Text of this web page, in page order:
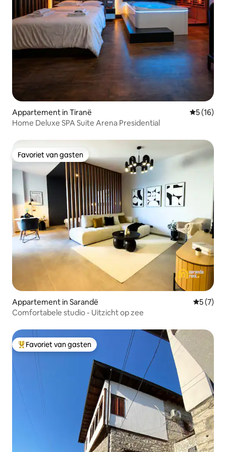
Appartement in Tiranë
5 (16)
Home Deluxe SPA Suite Arena Presidential
Favoriet van gasten
Favoriet van gasten
Appartement in Sarandë
5 (7)
Comfortabele studio - Uitzicht op zee
Topfavoriet van gasten
Favoriet van gasten